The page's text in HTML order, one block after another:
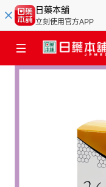
日藥本舖
立刻使用官方APP